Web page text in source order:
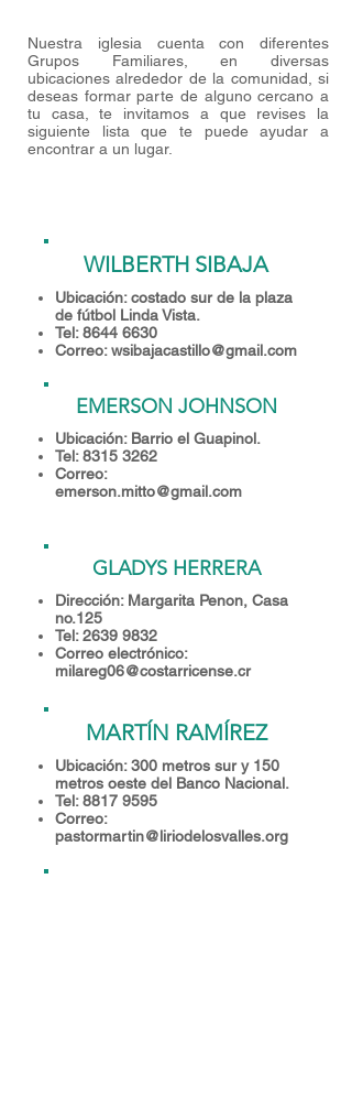
Nuestra iglesia cuenta con diferentes
Grupos Familiares, en diversas
ubicaciones alrededor de la comunidad, si
deseas formar parte de alguno cercano a
tu casa, te invitamos a que revises la
siguiente lista que te puede ayudar a
encontrar a un lugar.
WILBERTH SIBAJA
Ubicación: costado sur de la plaza
de fútbol Linda Vista.
Tel:8644 6630
Correo:wsibajacastillo@gmail.com
EMERSON JOHNSON
Ubicación: Barrio el Guapinol.
Tel:8315 3262
Correo:
emerson.mitto@gmail.com
GLADYS HERRERA
Dirección: Margarita Penon, Casa
no.125
Tel:2639 9832
Correo electrónico:
milareg06@costarricense.cr
MARTÍN RAMÍREZ
Ubicación: 300 metros sur y 150
metros oeste del Banco Nacional.
Tel:8817 9595
Correo:
pastormartin@liriodelosvalles.org